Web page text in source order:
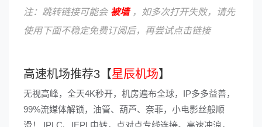
注：跳转链接可能会 被墙，如多次打开失败，请先
使用下面不稳定免费订阅后，再尝试点击链接
高速机场推荐3【星辰机场】
无视高峰，全天4K秒开，机房遍布全球，IP多多益善，
99%流媒体解锁，油管、葫芦、奈菲，小电影丝般顺
滑！ IPLC、IEPL中转，点对点专线连接。高速冲浪，